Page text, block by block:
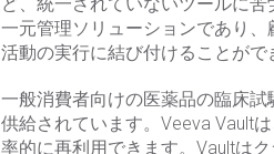
一元管理ソリューションであり
活動の実行に結び付けることがで
一般消費者向けの医薬品の臨床
供給されています。Veeva Vault
率的に再利用できます。Vaultは